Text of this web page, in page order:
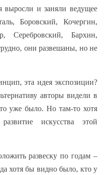
выросли и заняли ведущее
Боровский, Кочергин,
Серебровский, Бархин,
они развешаны, но не
эта идея экспозиции?
авторы видели в
уже было. Но там-то хотя
искусства этой
развеску по годам –
хотя бы видно было, кто у